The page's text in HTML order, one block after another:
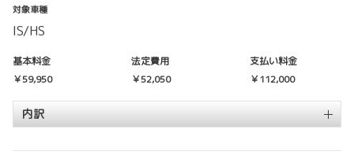
対象車種
IS/HS
基本料金
￥59,950
法定費用
￥52,050
支払い料金
￥112,000
内訳